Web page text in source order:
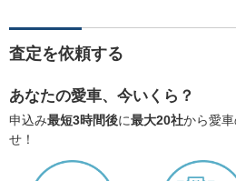
査定を依頼する
あなたの愛車、今いくら？
申込み最短3時間後に最大20社から愛
せ！